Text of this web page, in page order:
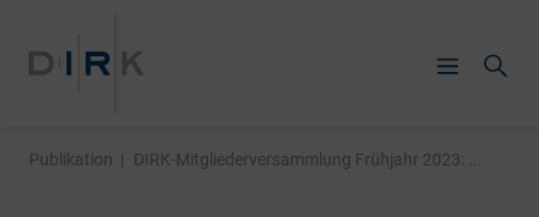
Publikation | DIRK-Mitgliederversammlung Frühjahr 2023: ...